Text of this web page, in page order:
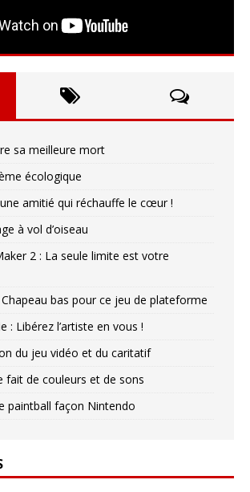
sa meilleure mort
écologique
amitié qui réchauffe le cœur !
à vol d’oiseau
2 : La seule limite est votre
bas pour ce jeu de plateforme
: Libérez l’artiste en vous !
du jeu vidéo et du caritatif
fait de couleurs et de sons
paintball façon Nintendo